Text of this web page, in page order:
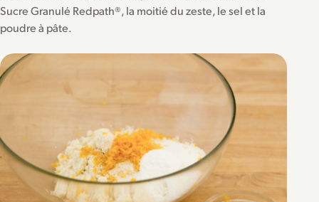
Sucre Granulé Redpath®, la moitié du zeste, le sel et la
poudre à pâte.